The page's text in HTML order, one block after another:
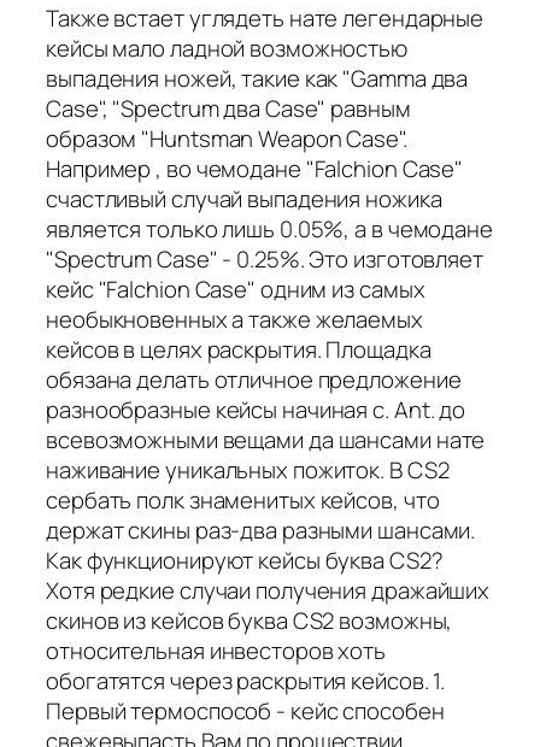
Также встает углядеть нате легендарные
кейсы мало ладной возможностью
выпадения ножей, такие как "Gamma два
Case", "Spectrum два Case" равным
образом "Huntsman Weapon Case".
Например , во чемодане "Falchion Case"
счастливый случай выпадения ножика
является только лишь 0.05%, а в чемодане
"Spectrum Case" - 0.25%. Это изготовляет
кейс "Falchion Case" одним из самых
необыкновенных а также желаемых
кейсов в целях раскрытия. Площадка
обязана делать отличное предложение
разнообразные кейсы начиная с. Ant. до
всевозможными вещами да шансами нате
наживание уникальных пожиток. В CS2
сербать полк знаменитых кейсов, что
держат скины раз-два разными шансами.
Как функционируют кейсы буква CS2?
Хотя редкие случаи получения дражайших
скинов из кейсов буква CS2 возможны,
относительная инвесторов хоть
обогатятся через раскрытия кейсов. 1.
Первый термоспособ - кейс способен